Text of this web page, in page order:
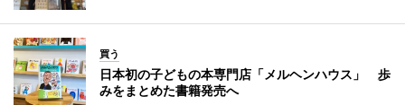
買う
日本初の子どもの本専門店「メルヘンハウス」 歩
みをまとめた書籍発売へ